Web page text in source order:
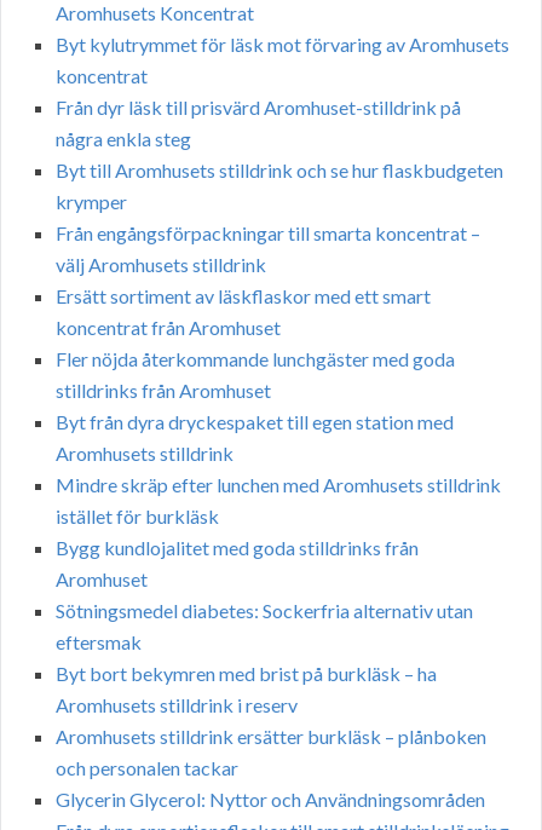
Aromhusets Koncentrat
Byt kylutrymmet för läsk mot förvaring av Aromhusets
koncentrat
Från dyr läsk till prisvärd Aromhuset-stilldrink på
några enkla steg
Byt till Aromhusets stilldrink och se hur flaskbudgeten
krymper
Från engångsförpackningar till smarta koncentrat –
välj Aromhusets stilldrink
Ersätt sortiment av läskflaskor med ett smart
koncentrat från Aromhuset
Fler nöjda återkommande lunchgäster med goda
stilldrinks från Aromhuset
Byt från dyra dryckespaket till egen station med
Aromhusets stilldrink
Mindre skräp efter lunchen med Aromhusets stilldrink
istället för burkläsk
Bygg kundlojalitet med goda stilldrinks från
Aromhuset
Sötningsmedel diabetes: Sockerfria alternativ utan
eftersmak
Byt bort bekymren med brist på burkläsk – ha
Aromhusets stilldrink i reserv
Aromhusets stilldrink ersätter burkläsk – plånboken
och personalen tackar
Glycerin Glycerol: Nyttor och Användningsområden